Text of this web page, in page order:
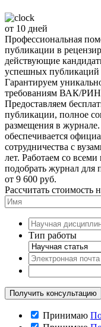
от 10 дней
Профессиональная
публикации в
действующие
успешных публикаций
Гарантируем
требованиям ВАК/
Предоставляем
публикации, полное
размещения в
обеспечивается
сотрудничества с
лет. Работаем со
подобрать журнал для
от 9 600 руб.
Рассчитать стоимость
Тип работы
Принимаю